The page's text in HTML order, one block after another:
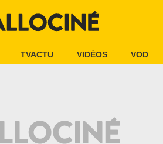
TVACTU VIDÉOS VOD